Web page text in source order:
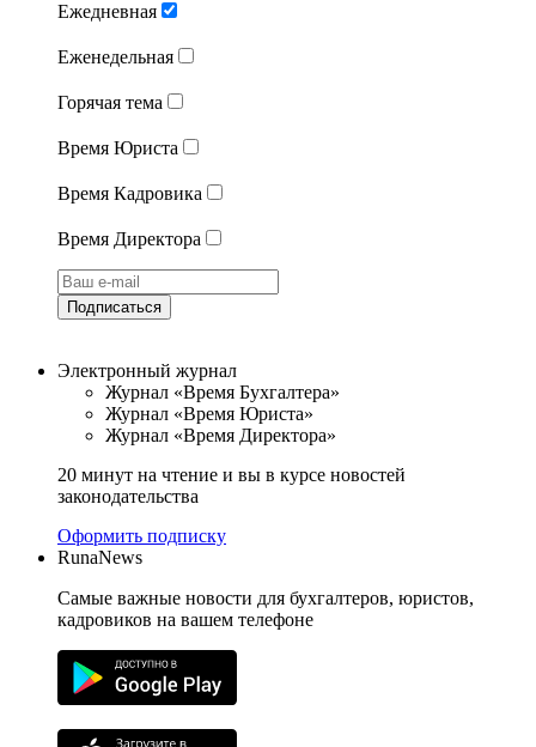
Ежедневная
Еженедельная
Горячая тема
Время Юриста
Время Кадровика
Время Директора
Подписаться
Электронный журнал
Журнал «Время Бухгалтера»
Журнал «Время Юриста»
Журнал «Время Директора»
20 минут на чтение и вы в курсе новостей
законодательства
Оформить подписку
RunaNews
Самые важные новости для бухгалтеров, юристов,
кадровиков на вашем телефоне